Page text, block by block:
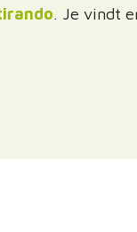
. Je vindt